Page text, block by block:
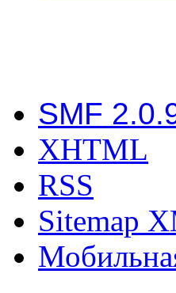
SMF
XHTML
RSS
Sitemap